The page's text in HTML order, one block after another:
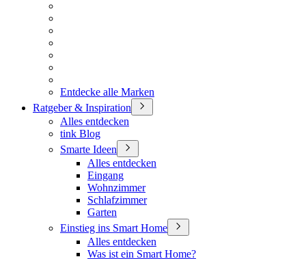
Entdecke alle Marken
Ratgeber & Inspiration
Alles entdecken
tink Blog
Smarte Ideen
Alles entdecken
Eingang
Wohnzimmer
Schlafzimmer
Garten
Einstieg ins Smart Home
Alles entdecken
Was ist ein Smart Home?